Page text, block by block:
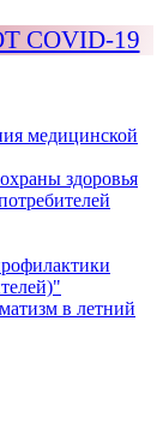
19
медицинской
здоровья
в летний